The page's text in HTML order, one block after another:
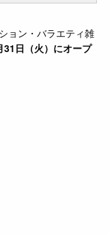
ョン・バラエティ雑
31日（火）にオープ